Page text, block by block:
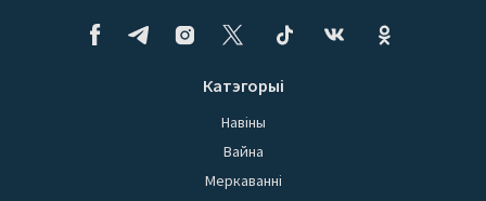
Катэгорыі
Навіны
Вайна
Меркаванні